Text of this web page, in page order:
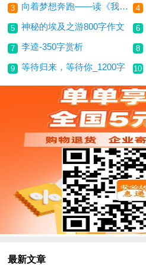
3 向着梦想奔跑——读《我的跑道》有感(600字) 4
5 神秘的埃及之游800字作文 6
7 李逵-350字赏析 8
9 等待归来，等待你_1200字 10
最新文章